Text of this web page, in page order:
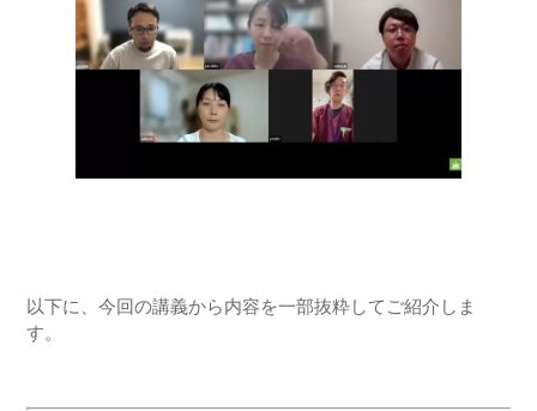
以下に、今回の講義から内容を一部抜粋してご紹介しま
す。